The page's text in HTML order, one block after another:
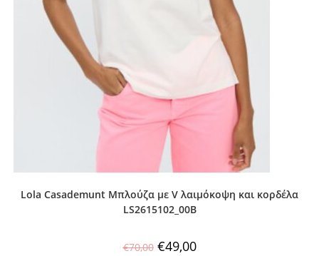
Lola Casademunt Μπλούζα με V λαιμόκοψη και κορδέλα
LS2615102_00B
€70,00 €49,00